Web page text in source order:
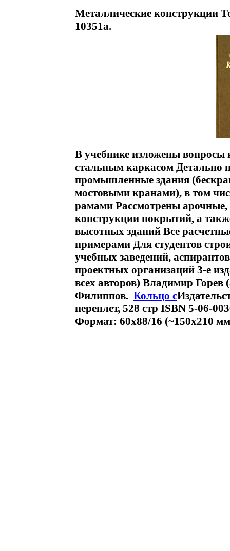
Металлические конструкции
10351a.
В учебнике изложены вопросы
стальным каркасом Детально
промышленные здания
мостовыми кранами), в том
рамами Рассмотрены
конструкции покрытий, а
высотных зданий Все
примерами Для студентов
учебных заведений,
проектных организаций 3-е
всех авторов) Владимир Горев
Филиппов. Кольцо с
переплет, 528 стр ISBN 5-06-
Формат: 60x88/16 (~150x210